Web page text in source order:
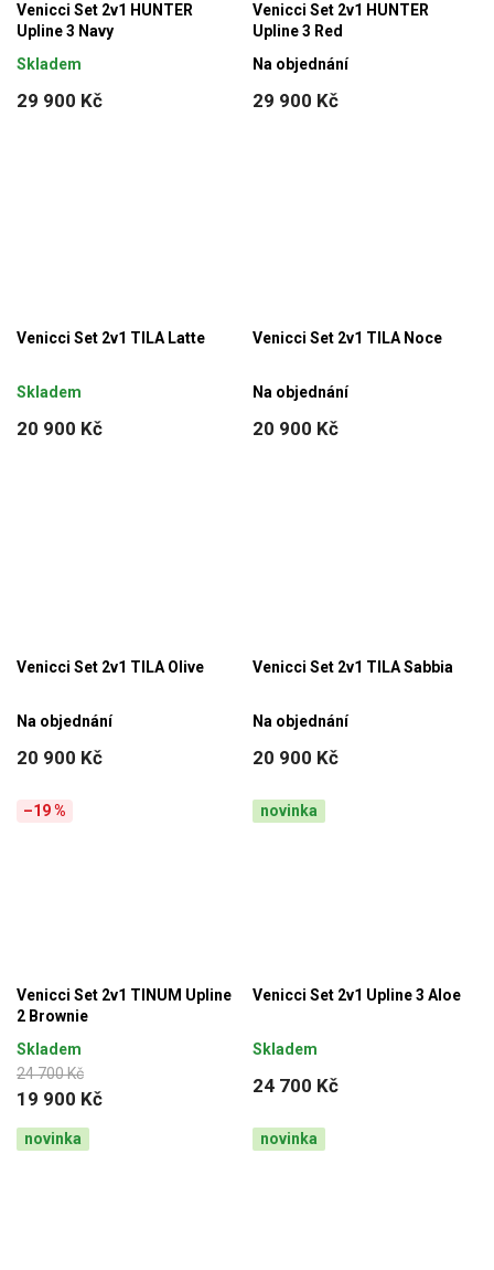
Venicci Set 2v1 HUNTER
Upline 3 Navy
29 900 Kč
Skladem
Venicci Set 2v1 HUNTER
Upline 3 Red
29 900 Kč
Na objednání
Venicci Set 2v1 TILA Latte
20 900 Kč
Skladem
Venicci Set 2v1 TILA Noce
20 900 Kč
Na objednání
Venicci Set 2v1 TILA Olive
20 900 Kč
Na objednání
Venicci Set 2v1 TILA Sabbia
20 900 Kč
Na objednání
–19 %
Venicci Set 2v1 TINUM Upline
2 Brownie
24 700 Kč
19 900 Kč
Skladem
novinka
Venicci Set 2v1 Upline 3 Aloe
24 700 Kč
Skladem
novinka novinka